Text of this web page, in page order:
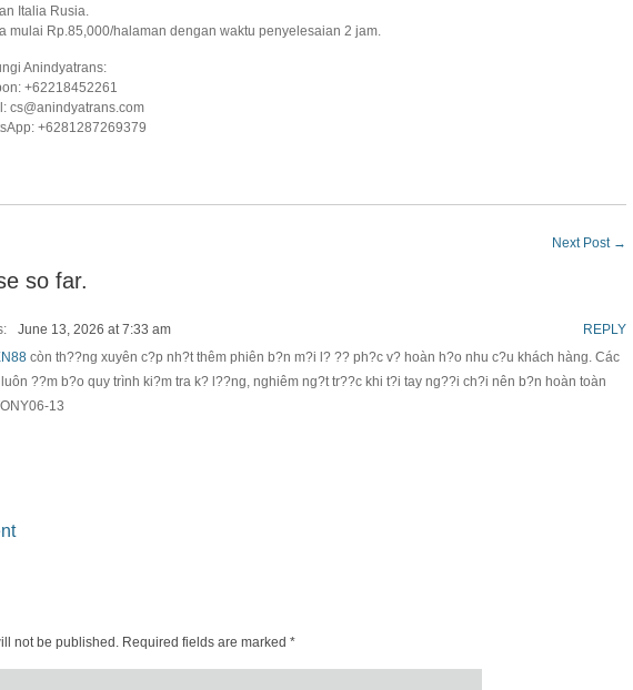
Italia Rusia.
mulai Rp.85,000/halaman dengan waktu penyelesaian 2 jam.
Anindyatrans:
+62218452261
cs@anindyatrans.com
+6281287269379
Next Post →
so far.
June 13, 2026 at 7:33 am
còn th??ng xuyên c?p nh?t thêm phiên b?n m?i l? ?? ph?c v? hoàn h?o nhu c?u khách hàng. Các
??m b?o quy trình ki?m tra k? l??ng, nghiêm ng?t tr??c khi t?i tay ng??i ch?i nên b?n hoàn toàn
13
REPLY
not be published. Required fields are marked *